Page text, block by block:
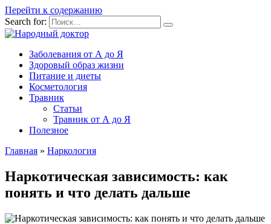
Перейти к содержанию
Search for:
Заболевания от А до Я
Здоровый образ жизни
Питание и диеты
Косметология
Травник
Статьи
Травник от А до Я
Полезное
Главная » Наркология
Наркотическая зависимость: как
понять и что делать дальше